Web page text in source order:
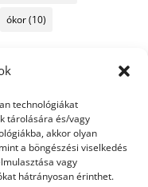
technológiákat
tárolására és/vagy
akkor olyan
a böngészési viselkedés
vagy
hátrányosan érinthet.
ókor(10)